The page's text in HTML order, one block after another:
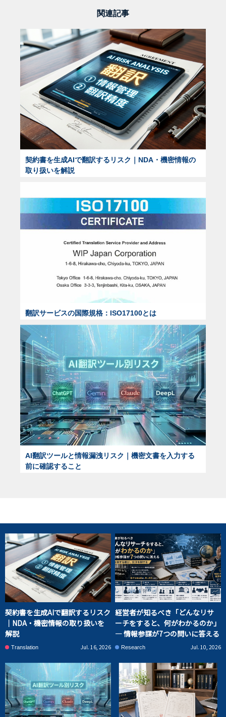
関連記事
契約書を生成AIで翻訳するリスク｜NDA・機密情報の
取り扱いを解説
翻訳サービスの国際規格：ISO17100とは
AI翻訳ツールと情報漏洩リスク｜機密文書を入力する
前に確認すること
契約書を生成AIで翻訳するリスク
｜NDA・機密情報の取り扱いを
解説
Translation Jul. 16, 2026
経営者が知るべき「どんなリサ
ーチをすると、何がわかるのか」
― 情報参謀が7つの問いに答える
Research Jul. 10, 2026